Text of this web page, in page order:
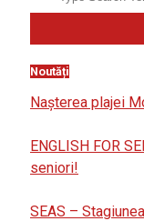
Noutăți
Nașterea plajei
ENGLISH FOR
seniori!
SEAS –